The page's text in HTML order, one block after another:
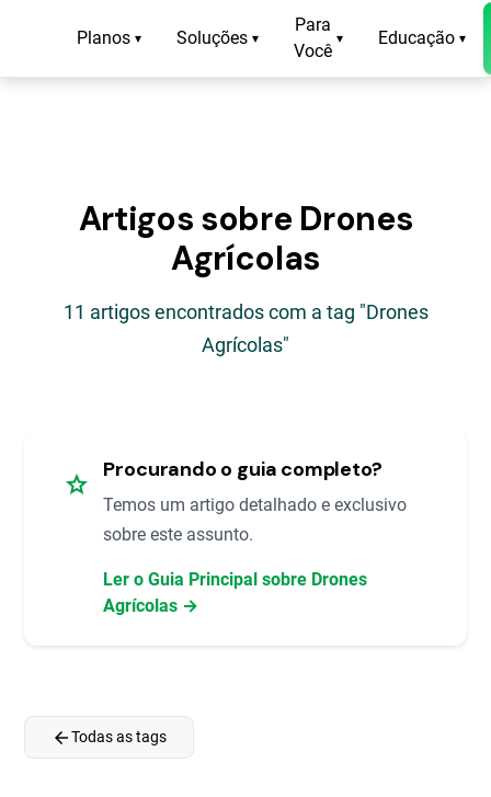
Planos ▾ Soluções ▾
Para
Você
▾ Educação ▾
Artigos sobre Drones
Agrícolas
11 artigos encontrados com a tag "Drones
Agrícolas"
star Procurando o guia completo?
Temos um artigo detalhado e exclusivo
sobre este assunto.
Ler o Guia Principal sobre Drones
Agrícolas →
arrow_backTodas as tags